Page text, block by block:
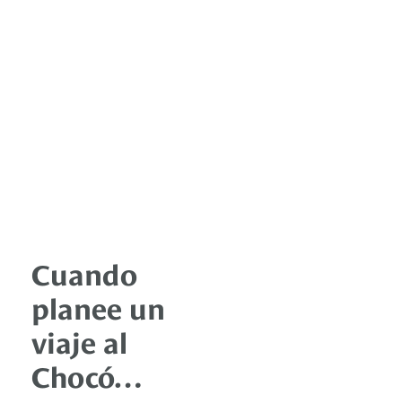
Cuando
planee un
viaje al
Chocó…